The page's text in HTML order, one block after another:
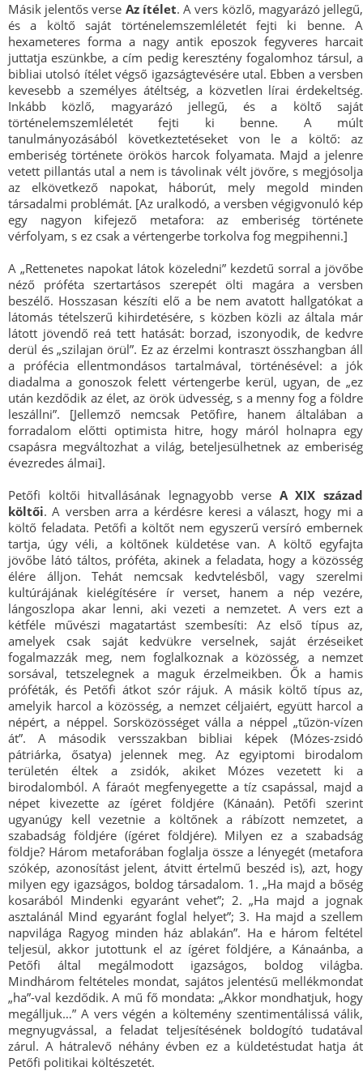
Másik jelentős verse Az ítélet. A vers közlő, magyarázó jellegű,
és a költő saját történelemszemléletét fejti ki benne. A
hexameteres forma a nagy antik eposzok fegyveres harcait
juttatja eszünkbe, a cím pedig keresztény fogalomhoz társul, a
bibliai utolsó ítélet végső igazságtevésére utal. Ebben a versben
kevesebb a személyes átéltség, a közvetlen lírai érdekeltség.
Inkább közlő, magyarázó jellegű, és a költő saját
történelemszemléletét fejti ki benne. A múlt
tanulmányozásából következtetéseket von le a költő: az
emberiség története örökös harcok folyamata. Majd a jelenre
vetett pillantás utal a nem is távolinak vélt jövőre, s megjósolja
az elkövetkező napokat, háborút, mely megold minden
társadalmi problémát. [Az uralkodó, a versben végigvonuló kép
egy nagyon kifejező metafora: az emberiség története
vérfolyam, s ez csak a vértengerbe torkolva fog megpihenni.]
A „Rettenetes napokat látok közeledni” kezdetű sorral a jövőbe
néző próféta szertartásos szerepét ölti magára a versben
beszélő. Hosszasan készíti elő a be nem avatott hallgatókat a
látomás tételszerű kihirdetésére, s közben közli az általa már
látott jövendő reá tett hatását: borzad, iszonyodik, de kedvre
derül és „szilajan örül”. Ez az érzelmi kontraszt összhangban áll
a prófécia ellentmondásos tartalmával, történésével: a jók
diadalma a gonoszok felett vértengerbe kerül, ugyan, de „ez
után kezdődik az élet, az örök üdvesség, s a menny fog a földre
leszállni”. [Jellemző nemcsak Petőfire, hanem általában a
forradalom előtti optimista hitre, hogy máról holnapra egy
csapásra megváltozhat a világ, beteljesülhetnek az emberiség
évezredes álmai].
Petőfi költői hitvallásának legnagyobb verse A XIX század
költői. A versben arra a kérdésre keresi a választ, hogy mi a
költő feladata. Petőfi a költőt nem egyszerű versíró embernek
tartja, úgy véli, a költőnek küldetése van. A költő egyfajta
jövőbe látó táltos, próféta, akinek a feladata, hogy a közösség
élére álljon. Tehát nemcsak kedvtelésből, vagy szerelmi
kultúrájának kielégítésére ír verset, hanem a nép vezére,
lángoszlopa akar lenni, aki vezeti a nemzetet. A vers ezt a
kétféle művészi magatartást szembesíti: Az első típus az,
amelyek csak saját kedvükre verselnek, saját érzéseiket
fogalmazzák meg, nem foglalkoznak a közösség, a nemzet
sorsával, tetszelegnek a maguk érzelmeikben. Ők a hamis
próféták, és Petőfi átkot szór rájuk. A másik költő típus az,
amelyik harcol a közösség, a nemzet céljaiért, együtt harcol a
népért, a néppel. Sorsközösséget válla a néppel „tűzön-vízen
át”. A második versszakban bibliai képek (Mózes-zsidó
pátriárka, ősatya) jelennek meg. Az egyiptomi birodalom
területén éltek a zsidók, akiket Mózes vezetett ki a
birodalomból. A fáraót megfenyegette a tíz csapással, majd a
népet kivezette az ígéret földjére (Kánaán). Petőfi szerint
ugyanúgy kell vezetnie a költőnek a rábízott nemzetet, a
szabadság földjére (ígéret földjére). Milyen ez a szabadság
földje? Három metaforában foglalja össze a lényegét (metafora
szókép, azonosítást jelent, átvitt értelmű beszéd is), azt, hogy
milyen egy igazságos, boldog társadalom. 1. „Ha majd a bőség
kosarából Mindenki egyaránt vehet”; 2. „Ha majd a jognak
asztalánál Mind egyaránt foglal helyet”; 3. Ha majd a szellem
napvilága Ragyog minden ház ablakán”. Ha e három feltétel
teljesül, akkor jutottunk el az ígéret földjére, a Kánaánba, a
Petőfi által megálmodott igazságos, boldog világba.
Mindhárom feltételes mondat, sajátos jelentésű mellékmondat
„ha”-val kezdődik. A mű fő mondata: „Akkor mondhatjuk, hogy
megálljuk…” A vers végén a költemény szentimentálissá válik,
megnyugvással, a feladat teljesítésének boldogító tudatával
zárul. A hátralevő néhány évben ez a küldetéstudat hatja át
Petőfi politikai költészetét.